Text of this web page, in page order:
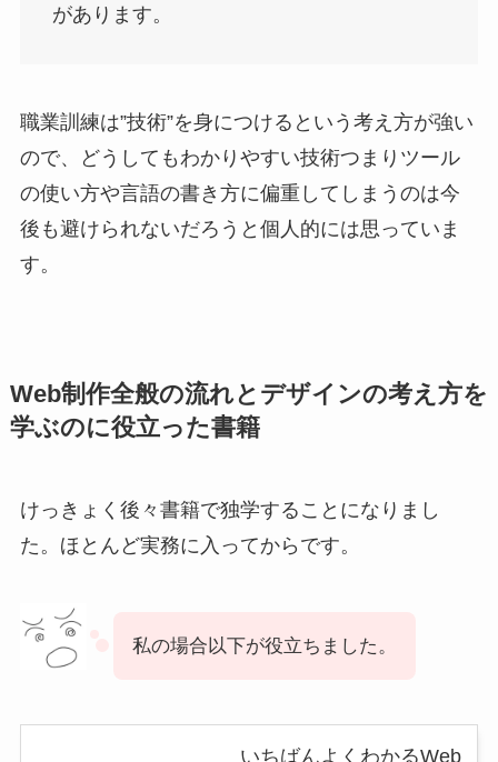
があります。
職業訓練は”技術”を身につけるという考え方が強い
ので、どうしてもわかりやすい技術つまりツール
の使い方や言語の書き方に偏重してしまうのは今
後も避けられないだろうと個人的には思っていま
す。
Web制作全般の流れとデザインの考え方を
学ぶのに役立った書籍
けっきょく後々書籍で独学することになりまし
た。ほとんど実務に入ってからです。
私の場合以下が役立ちました。
いちばんよくわかるWeb